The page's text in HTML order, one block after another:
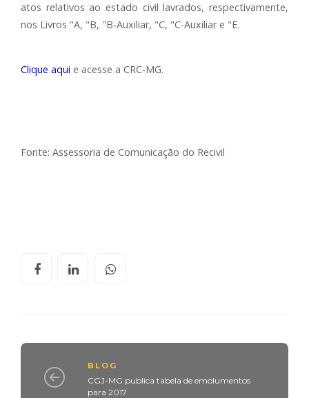
atos relativos ao estado civil lavrados, respectivamente,
nos Livros "A, "B, "B-Auxiliar, "C, "C-Auxiliar e "E.
Clique aqui e acesse a CRC-MG.
Fonte: Assessoria de Comunicação do Recivil
BLOG
CGJ-MG publica tabela de emolumentos
para 2017